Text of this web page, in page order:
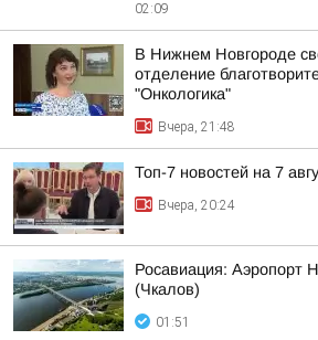
02:09
В Нижнем Новгороде
отделение
"Онкологика"
Вчера, 21:48
Топ-7 новостей на 7
Вчера, 20:24
Росавиация:
(Чкалов)
01:51